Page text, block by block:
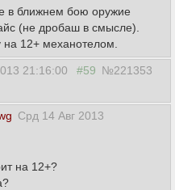
в ближнем бою оружие
(не дробаш в смысле).
12+ механотелом.
21:16:00 #59 №221353
Срд 14 Авг 2013
на 12+?